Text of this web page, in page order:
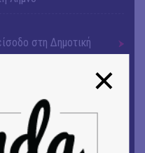
στη Δημοτική
για την ήττα ενός